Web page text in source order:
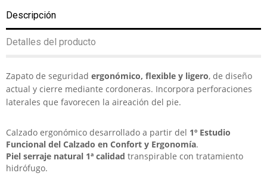
Descripción
Detalles del producto
Zapato de seguridad ergonómico, flexible y ligero, de diseño
actual y cierre mediante cordoneras. Incorpora perforaciones
laterales que favorecen la aireación del pie.
Calzado ergonómico desarrollado a partir del 1º Estudio
Funcional del Calzado en Confort y Ergonomía.
Piel serraje natural 1ª calidad transpirable con tratamiento
hidrófugo.